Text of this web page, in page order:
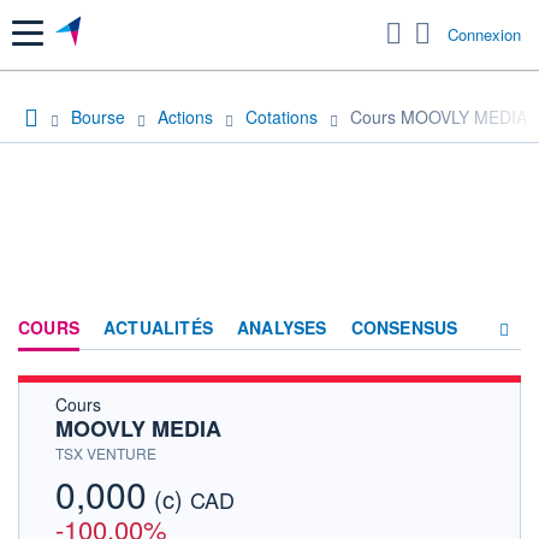
Menu Connexion
Bourse Actions Cotations Cours MOOVLY MEDIA
COURS ACTUALITÉS ANALYSES CONSENSUS
Cours
MOOVLY MEDIA
TSX VENTURE
0,000 (c) CAD
-100,00%